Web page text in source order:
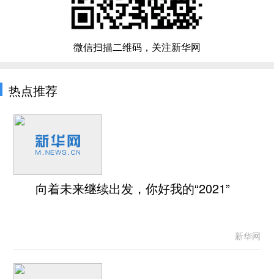
微信扫描二维码，关注新华网
热点推荐
向着未来继续出发，你好我的“2021”
新华网